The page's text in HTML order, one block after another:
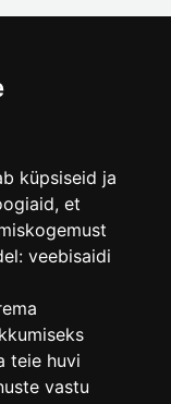
küpsiseid ja
et
veebisaidi
teie huvi
vastu
МУЗЕЙ